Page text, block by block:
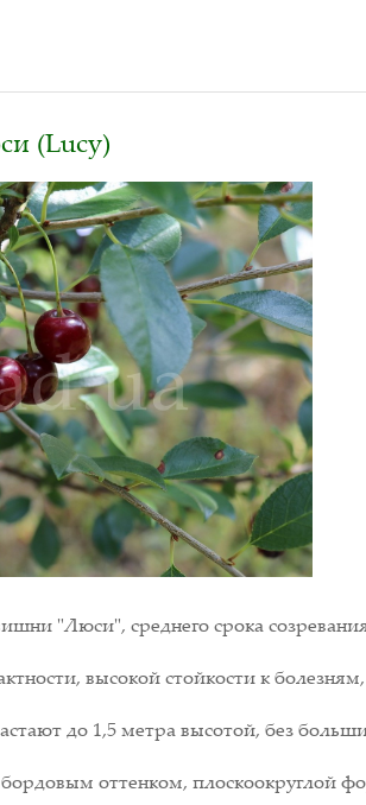
(Lucy)
"Люси", среднего срока
высокой стойкости к
до 1,5 метра высотой, без
оттенком, плоскоокруглой